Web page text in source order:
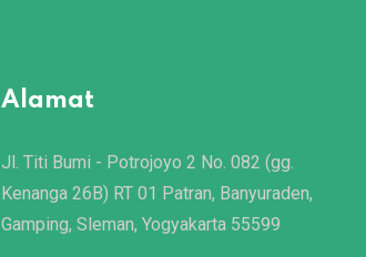
Alamat
Jl. Titi Bumi - Potrojoyo 2 No. 082 (gg.
Kenanga 26B) RT 01 Patran, Banyuraden,
Gamping, Sleman, Yogyakarta 55599